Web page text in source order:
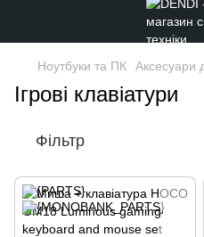
Ноутбуки та ПК Аксесуари
Ігрові клавіатури
Фільтр